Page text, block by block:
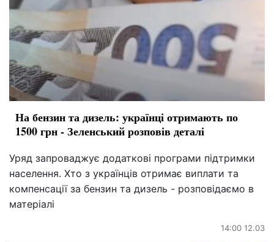
На бензин та дизель: українці отримають по
1500 грн - Зеленський розповів деталі
Уряд запроваджує додаткові програми підтримки
населення. Хто з українців отримає виплати та
компенсації за бензин та дизель - розповідаємо в
матеріалі
14:00 12.03